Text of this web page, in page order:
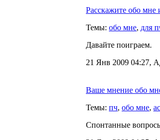
Расскажите обо мне
Темы: обо мне, для
Давайте поиграем.
21 Янв 2009 04:27,
Ваше мнение обо
Темы: пч, обо мне,
Спонтанные